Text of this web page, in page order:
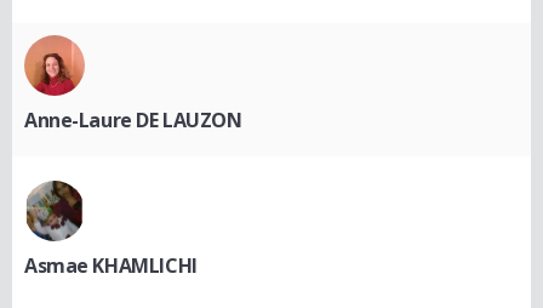
Anne-Laure DE LAUZON
Asmae KHAMLICHI